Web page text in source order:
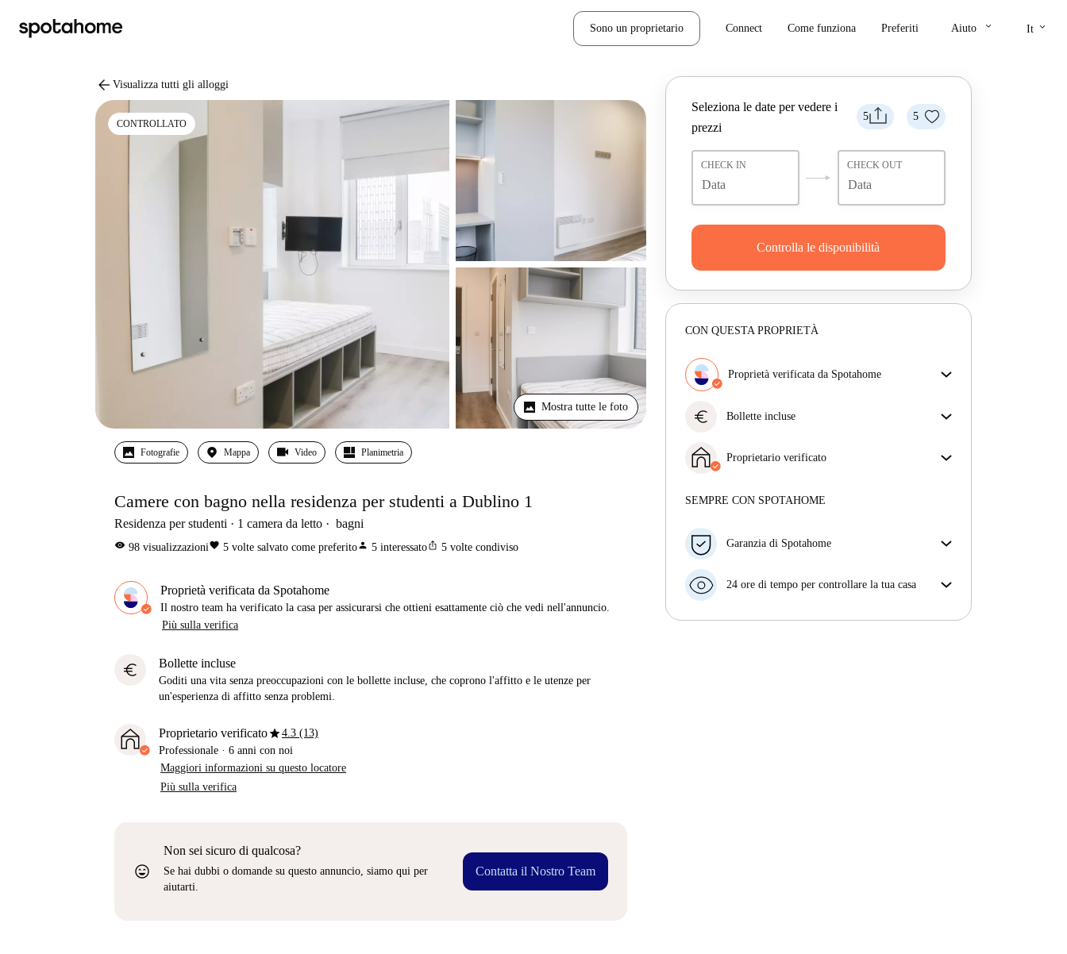
Sono un proprietario Connect Come funziona Preferiti Aiuto keyboard_arrow_down It keyboard_arrow_down
arrow_back Visualizza tutti gli alloggi
CONTROLLATO
Mostra tutte le foto
Fotografie Mappa Video Planimetria
Camere con bagno nella residenza per studenti a Dublino 1
Residenza per studenti 1 camera da letto bagni
visibility 98 visualizzazionifavorite 5 volte salvato come preferitoperson 5 interessatoios_share 5 volte condiviso
Proprietà verificata da Spotahome
Il nostro team ha verificato la casa per assicurarsi che ottieni esattamente ciò che vedi nell'annuncio.
Più sulla verifica
euro Bollette incluse
Goditi una vita senza preoccupazioni con le bollette incluse, che coprono l'affitto e le utenze per
un'esperienza di affitto senza problemi.
Proprietario verificatostar4.3 (13)
Professionale · 6 anni con noi
Maggiori informazioni su questo locatore
Più sulla verifica
sentiment_very_satisfied
Non sei sicuro di qualcosa?
Se hai dubbi o domande su questo annuncio, siamo qui per
aiutarti.
Contatta il Nostro Team
5 5
Seleziona le date per vedere i
prezzi
CHECK IN CHECK OUT
Controlla le disponibilità
CON QUESTA PROPRIETÀ
Proprietà verificata da Spotahome
ottieni esattamente ciò che vedi nell'annuncio.
euro Bollette incluse
incluse, che coprono l'affitto e le utenze per
un'esperienza di affitto senza problemi.
Proprietario verificato
Maggiori informazioni su questo locatore
SEMPRE CON SPOTAHOME
Garanzia di Spotahome
con breve preavviso, noi A) ti pagheremo un hotel e
B) ti rimborseremo totalmente
24 ore di tempo per controllare la tua casa